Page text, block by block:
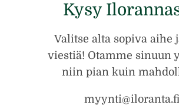
Kysy
Valitse alta sopiva aihe
viestiä! Otamme sinuun
niin pian kuin
myynti@iloranta.fi